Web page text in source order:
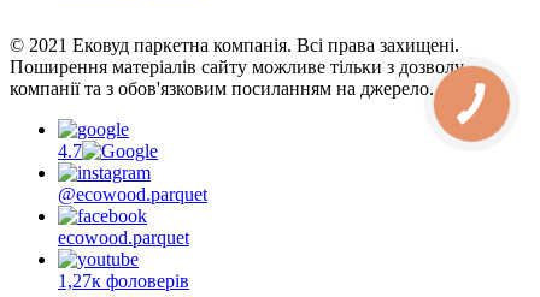
© 2021 Ековуд паркетна компанія. Всі права захищені.
Поширення матеріалів сайту можливе тільки з дозволу
компанії та з обов'язковим посиланням на джерело.
4.7
@ecowood.parquet
ecowood.parquet
1,27к фоловерів